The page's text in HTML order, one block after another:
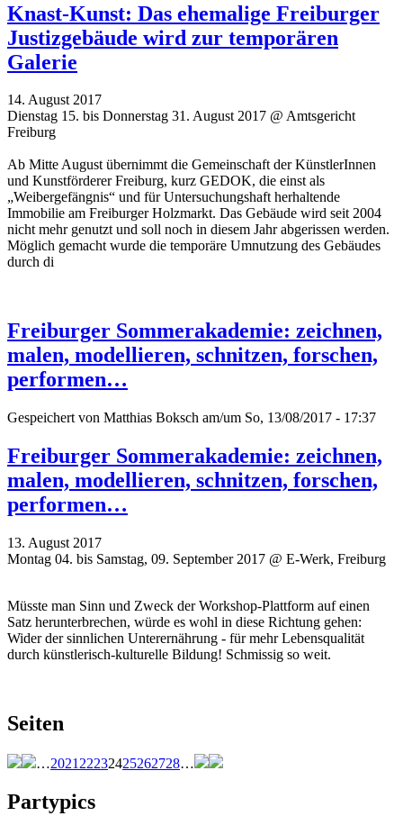
Knast-Kunst: Das ehemalige Freiburger
Justizgebäude wird zur temporären
Galerie
14. August 2017
Dienstag 15. bis Donnerstag 31. August 2017 @ Amtsgericht
Freiburg
Ab Mitte August übernimmt die Gemeinschaft der KünstlerInnen
und Kunstförderer Freiburg, kurz GEDOK, die einst als
„Weibergefängnis“ und für Untersuchungshaft herhaltende
Immobilie am Freiburger Holzmarkt. Das Gebäude wird seit 2004
nicht mehr genutzt und soll noch in diesem Jahr abgerissen werden.
Möglich gemacht wurde die temporäre Umnutzung des Gebäudes
durch di
Freiburger Sommerakademie: zeichnen,
malen, modellieren, schnitzen, forschen,
performen…
Gespeichert von Matthias Boksch am/um So, 13/08/2017 - 17:37
Freiburger Sommerakademie: zeichnen,
malen, modellieren, schnitzen, forschen,
performen…
13. August 2017
Montag 04. bis Samstag, 09. September 2017 @ E-Werk, Freiburg
Müsste man Sinn und Zweck der Workshop-Plattform auf einen
Satz herunterbrechen, würde es wohl in diese Richtung gehen:
Wider der sinnlichen Unterernährung - für mehr Lebensqualität
durch künstlerisch-kulturelle Bildung! Schmissig so weit.
Seiten
…2021 22232425262728…
Partypics